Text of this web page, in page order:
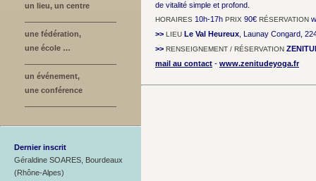
un lieu, un centre
une fédération,
une école …
un événement,
une conférence
Dernier inscrit
Géraldine SOARES, Bourdeaux
(Rhône-Alpes)
de vitalité simple et profond.
HORAIRES 10h-17h PRIX 90€ RÉSERVATION
>> LIEU Le Val Heureux , Launay Congard,
>> RENSEIGNEMENT / RÉSERVATION
mail au contact - www.zenitudeyoga.fr